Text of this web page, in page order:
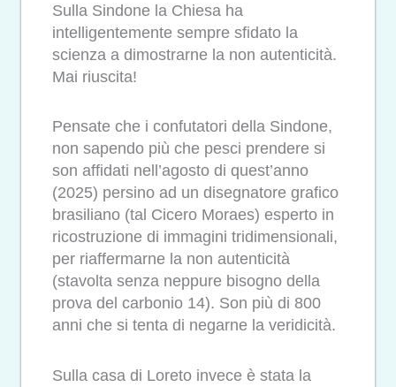
Sulla Sindone la Chiesa ha
intelligentemente sempre sfidato la
scienza a dimostrarne la non autenticità.
Mai riuscita!
Pensate che i confutatori della Sindone,
non sapendo più che pesci prendere si
son affidati nell’agosto di quest’anno
(2025) persino ad un disegnatore grafico
brasiliano (tal Cicero Moraes) esperto in
ricostruzione di immagini tridimensionali,
per riaffermarne la non autenticità
(stavolta senza neppure bisogno della
prova del carbonio 14). Son più di 800
anni che si tenta di negarne la veridicità.
Sulla casa di Loreto invece è stata la